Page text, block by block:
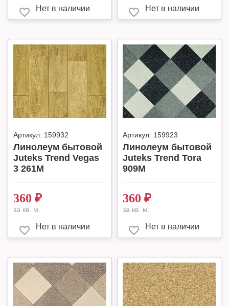
Нет в наличии Нет в наличии
Артикул: 159932
Линолеум бытовой
Juteks Trend Vegas
3 261M
360 ₽
за кв. м.
Нет в наличии
Артикул: 159923
Линолеум бытовой
Juteks Trend Tora
909M
360 ₽
за кв. м.
Нет в наличии